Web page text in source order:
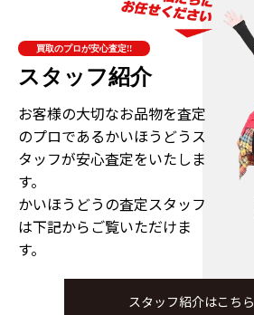
買取のプロが安心査定!!
スタッフ紹介
お客様の大切なお品物を査定
のプロであるかいほうどうス
タッフが安心査定をいたしま
す。
かいほうどうの査定スタッフ
は下記からご覧いただけま
す。
スタッフ紹介はこちら